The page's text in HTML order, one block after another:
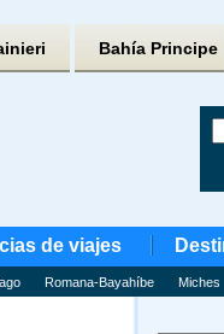
Bahía Principe
de viajes
Romana-Bayahíbe Miches